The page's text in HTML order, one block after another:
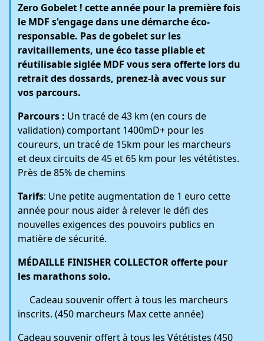
Zero Gobelet ! cette année pour la première fois
le MDF s'engage dans une démarche éco-
responsable. Pas de gobelet sur les
ravitaillements, une éco tasse pliable et
réutilisable siglée MDF vous sera offerte lors du
retrait des dossards, prenez-là avec vous sur
vos parcours.
Parcours : Un tracé de 43 km (en cours de
validation) comportant 1400mD+ pour les
coureurs, un tracé de 15km pour les marcheurs
et deux circuits de 45 et 65 km pour les vététistes.
Près de 85% de chemins
Tarifs: Une petite augmentation de 1 euro cette
année pour nous aider à relever le défi des
nouvelles exigences des pouvoirs publics en
matière de sécurité.
MÉDAILLE FINISHER COLLECTOR offerte pour
les marathons solo.
Cadeau souvenir offert à tous les marcheurs
inscrits. (450 marcheurs Max cette année)
Cadeau souvenir offert à tous les Vététistes (450